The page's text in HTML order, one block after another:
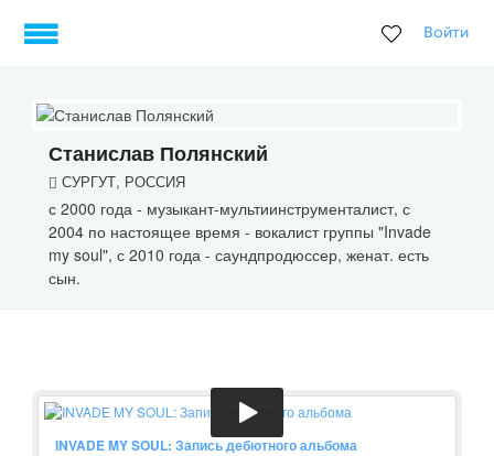
Войти
Станислав Полянский
СУРГУТ, РОССИЯ
с 2000 года - музыкант-мультиинструменталист, с
2004 по настоящее время - вокалист группы "Invade
my soul", с 2010 года - саундпродюссер, женат. есть
сын.
INVADE MY SOUL: Запись дебютного альбома